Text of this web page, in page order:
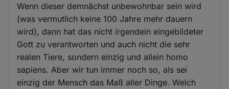
Wenn dieser demnächst unbewohnbar sein wird
(was vermutlich keine 100 Jahre mehr dauern
wird), dann hat das nicht irgendein eingebildeter
Gott zu verantworten und auch nicht die sehr
realen Tiere, sondern einzig und allein homo
sapiens. Aber wir tun immer noch so, als sei
einzig der Mensch das Maß aller Dinge. Welch